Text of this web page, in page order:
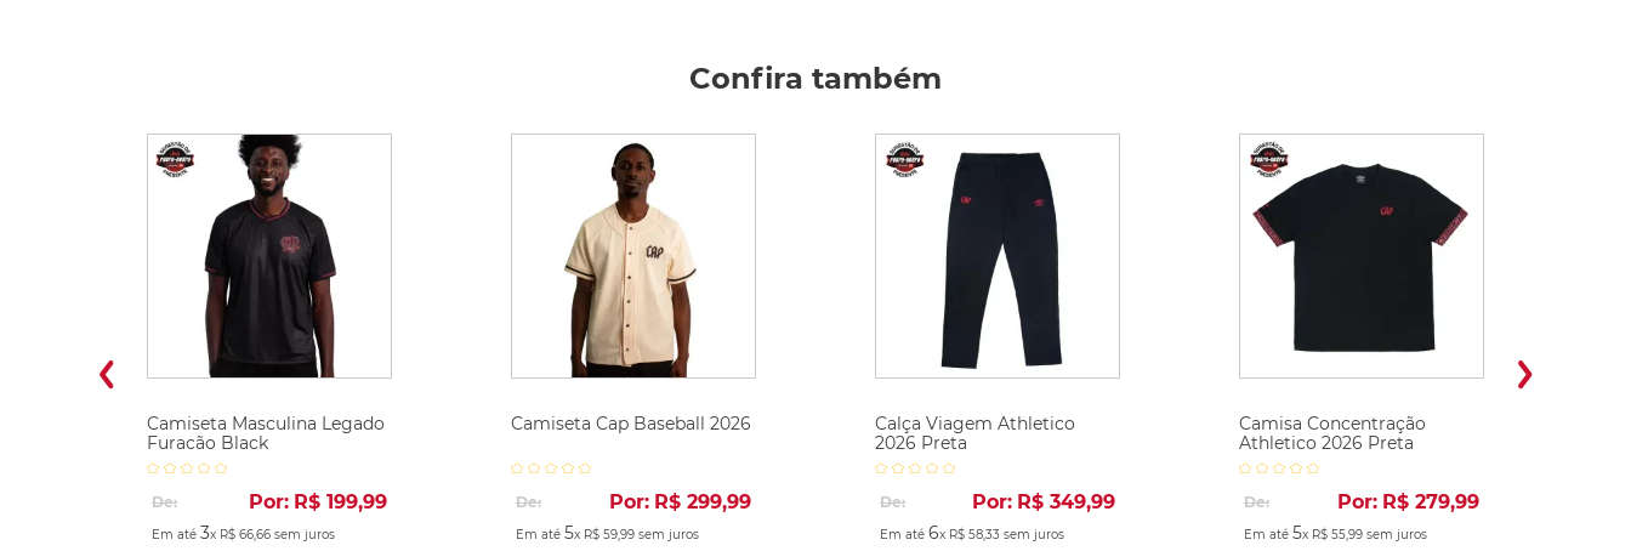
Confira também
Camiseta Masculina Legado
Furacão Black
De: Por: R$ 199,99
Em até 3x R$ 66,66sem juros
Camiseta Cap Baseball 2026
De: Por: R$ 299,99
Em até 5x R$ 59,99sem juros
Calça Viagem Athletico
2026 Preta
De: Por: R$ 349,99
Em até 6x R$ 58,33sem juros
Camisa Concentração
Athletico 2026 Preta
De: Por: R$ 279,99
Em até 5x R$ 55,99sem juros